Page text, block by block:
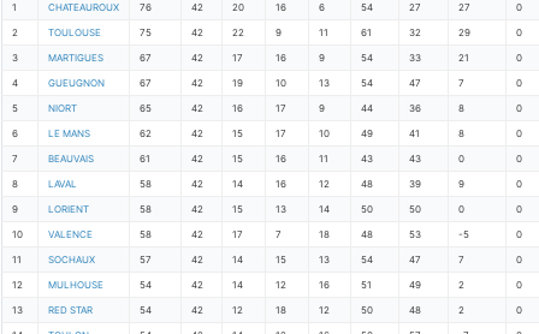
1 CHATEAUROUX 76 42 20 16 6 54 27 27 0
2 TOULOUSE 75 42 22 9 11 61 32 29 0
3 MARTIGUES 67 42 17 16 9 54 33 21 0
4 GUEUGNON 67 42 19 10 13 54 47 7 0
5 NIORT 65 42 16 17 9 44 36 8 0
6 LE MANS 62 42 15 17 10 49 41 8 0
7 BEAUVAIS 61 42 15 16 11 43 43 0 0
8 LAVAL 58 42 14 16 12 48 39 9 0
9 LORIENT 58 42 15 13 14 50 50 0 0
10 VALENCE 58 42 17 7 18 48 53 -5 0
11 SOCHAUX 57 42 14 15 13 54 47 7 0
12 MULHOUSE 54 42 14 12 16 51 49 2 0
13 RED STAR 54 42 12 18 12 50 48 2 0